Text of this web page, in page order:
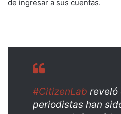
de ingresar a sus cuentas.
#CitizenLab reveló
periodistas han